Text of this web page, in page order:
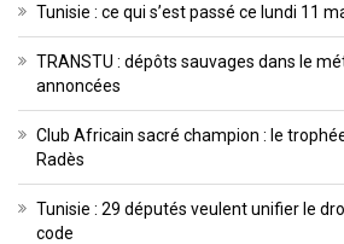
Tunisie : ce qui s’est passé ce lundi 11
TRANSTU : dépôts sauvages dans le
annoncées
Club Africain sacré champion : le
Radès
Tunisie : 29 députés veulent unifier le
code